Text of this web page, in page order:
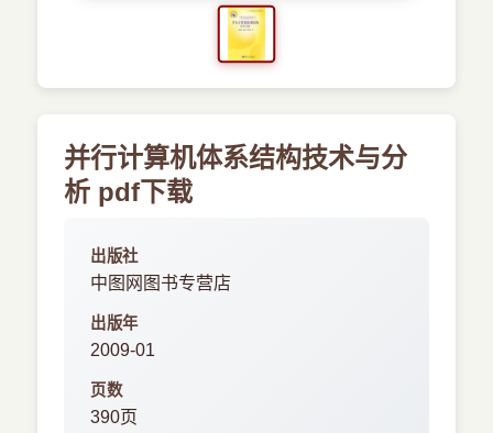
并行计算机体系结构技术与分
析 pdf下载
出版社
中图网图书专营店
出版年
2009-01
页数
390页